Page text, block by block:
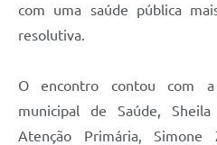
com uma saúde pública
resolutiva.
O encontro contou com a
municipal de Saúde,
Atenção Primária,